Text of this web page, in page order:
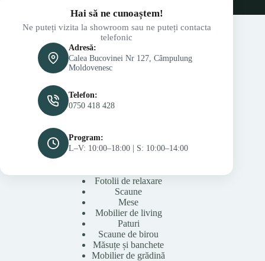
Hai să ne cunoaștem!
Ne puteți vizita la showroom sau ne puteți contacta
telefonic
Adresă:
Calea Bucovinei Nr 127, Câmpulung
Moldovenesc
Telefon:
0750 418 428
Program:
L–V: 10:00–18:00 | S: 10:00–14:00
Fotolii de relaxare
Scaune
Mese
Mobilier de living
Paturi
Scaune de birou
Măsuțe și banchete
Mobilier de grădină